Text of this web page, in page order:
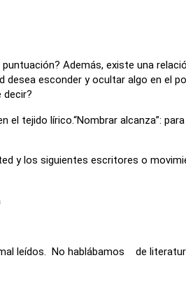
Además, existe una
desea esconder y ocultar algo en el
decir?
tejido lírico.“Nombrar alcanza”:
y los siguientes escritores o
leídos. No hablábamos de